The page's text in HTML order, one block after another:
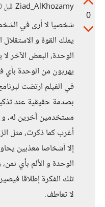
0
Ziad_AlKhozamy قبل 10 أشهر
شخصيا لا أرى في
يملك القوة و
الوحدة، البعض الآخر
يهربون من الوحدة
في الفيلم ارتضت
بصدمة حقيقية عند
مستخدمين آخرين له، و
أغرب كما ذكرت، مثل
إلا أشخاصا معذبين
الوحدة و الألم بأي
تلك الفكرة إطلاقا
لا تعاطف.